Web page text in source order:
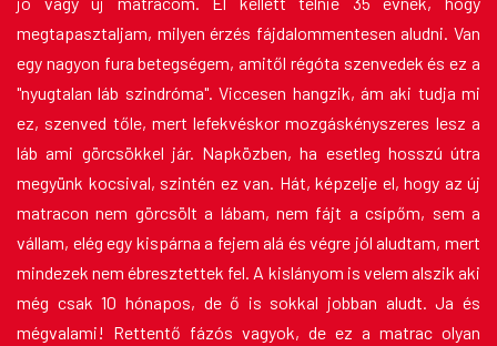
megtapasztaljam, milyen érzés fájdalommentesen aludni. Van
egy nagyon fura betegségem, amitől régóta szenvedek és ez a
"nyugtalan láb szindróma". Viccesen hangzik, ám aki tudja mi
ez, szenved tőle, mert lefekvéskor mozgáskényszeres lesz a
láb ami görcsökkel jár. Napközben, ha esetleg hosszú útra
megyünk kocsival, szintén ez van. Hát, képzelje el, hogy az új
matracon nem görcsölt a lábam, nem fájt a csípőm, sem a
vállam, elég egy kispárna a fejem alá és végre jól aludtam, mert
mindezek nem ébresztettek fel. A kislányom is velem alszik aki
még csak 10 hónapos, de ő is sokkal jobban aludt. Ja és
mégvalami! Rettentő fázós vagyok, de ez a matrac olyan